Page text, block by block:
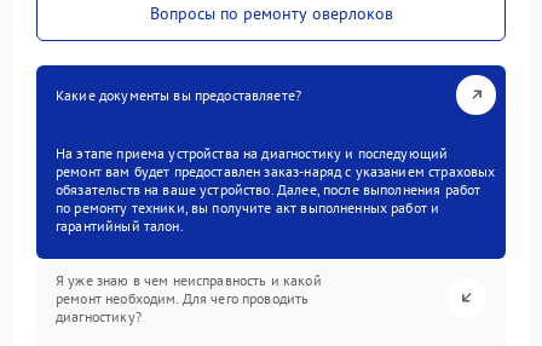
Вопросы по ремонту оверлоков
Какие документы вы предоставляете?
На этапе приема устройства на диагностику и последующий
ремонт вам будет предоставлен заказ-наряд с указанием страховых
обязательств на ваше устройство. Далее, после выполнения работ
по ремонту техники, вы получите акт выполненных работ и
гарантийный талон.
Я уже знаю в чем неисправность и какой
ремонт необходим. Для чего проводить
диагностику?